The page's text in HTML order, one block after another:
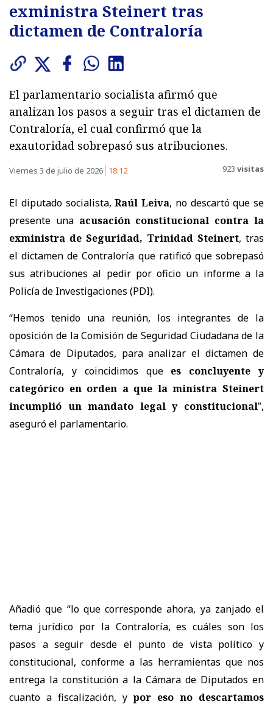
exministra Steinert tras
dictamen de Contraloría
El parlamentario socialista afirmó que
analizan los pasos a seguir tras el dictamen de
Contraloría, el cual confirmó que la
exautoridad sobrepasó sus atribuciones.
Viernes 3 de julio de 2026 18:12 923 visitas
El diputado socialista,Raúl Leiva, no descartó que se
presente una acusación constitucional contra la
exministra de Seguridad, Trinidad Steinert, tras
el dictamen de Contraloría que ratificó que sobrepasó
sus atribuciones al pedir por oficio un informe a la
Policía de Investigaciones (PDI).
“Hemos tenido una reunión, los integrantes de la
oposición de la Comisión de Seguridad Ciudadana de la
Cámara de Diputados, para analizar el dictamen de
Contraloría, y coincidimos que es concluyente y
categórico en orden a que la ministra Steinert
incumplió un mandato legal y constitucional”,
aseguró el parlamentario.
Añadió que “lo que corresponde ahora, ya zanjado el
tema jurídico por la Contraloría, es cuáles son los
pasos a seguir desde el punto de vista político y
constitucional, conforme a las herramientas que nos
entrega la constitución a la Cámara de Diputados en
cuanto a fiscalización, ypor eso no descartamos